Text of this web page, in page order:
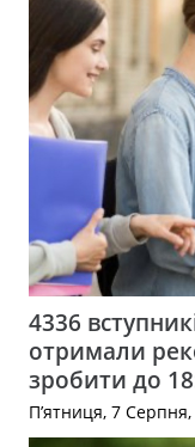
4336
отримали
зробити до
П’ятниця, 7